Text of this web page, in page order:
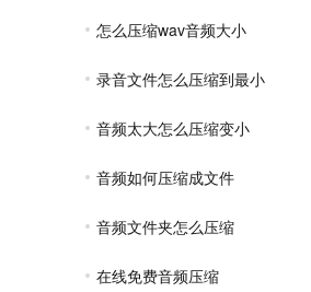
怎么压缩wav音频大小
录音文件怎么压缩到最小
音频太大怎么压缩变小
音频如何压缩成文件
音频文件夹怎么压缩
在线免费音频压缩